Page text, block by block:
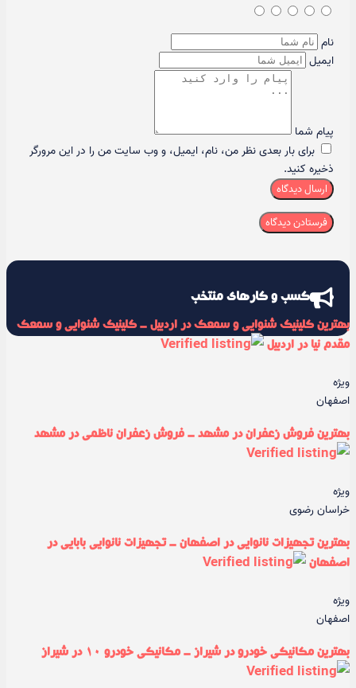
نام
ایمیل
پیام شما
برای بار بعدی نظر من، نام، ایمیل، و وب سایت من را در این مرورگر
ذخیره کنید.
ارسال دیدگاه
کسب و کارهای منتخب
بهترین کلینیک شنوایی و سمعک در اردبیل - کلینیک شنوایی و سمعک
مقدم نیا در اردبیل
ویژه
اصفهان
بهترین فروش زعفران در مشهد - فروش زعفران ناظمی در مشهد
ویژه
خراسان رضوی
بهترین تجهیزات نانوایی در اصفهان - تجهیزات نانوایی بابایی در
اصفهان
ویژه
اصفهان
بهترین مکانیکی خودرو در شیراز - مکانیکی خودرو ۱۰ در شیراز